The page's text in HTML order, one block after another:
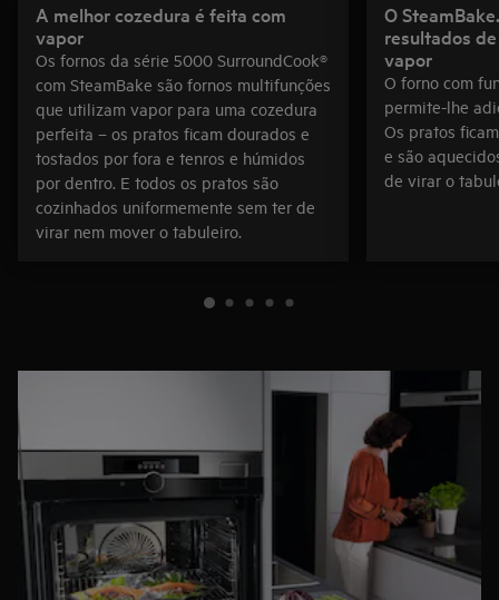
A melhor cozedura é feita com
vapor
Os fornos da série 5000 SurroundCook®
com SteamBake são fornos multifunções
que utilizam vapor para uma cozedura
perfeita – os pratos ficam dourados e
tostados por fora e tenros e húmidos
por dentro. E todos os pratos são
cozinhados uniformemente sem ter de
virar nem mover o tabuleiro.
O
resultados
vapor
O forno com
permite-lhe
Os pratos
e são
de virar o